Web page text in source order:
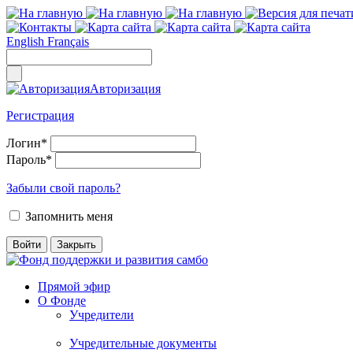
English Français
Авторизация
Регистрация
Логин*
Пароль*
Забыли свой пароль?
Запомнить меня
Прямой эфир
О Фонде
Учредители
Учредительные документы